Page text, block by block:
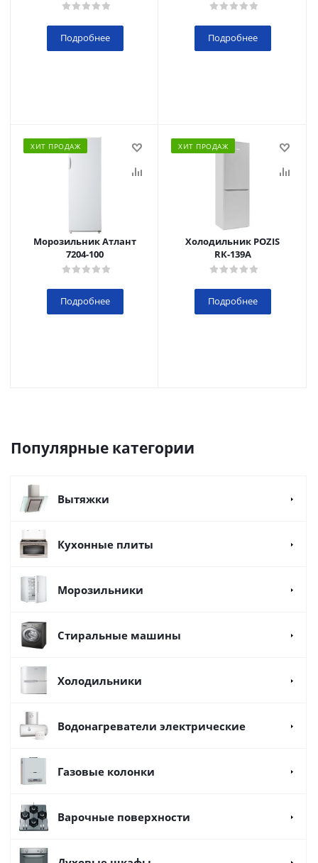
Подробнее Подробнее
ХИТ ПРОДАЖ
Морозильник Атлант
7204-100
Подробнее
ХИТ ПРОДАЖ
Холодильник POZIS
RК-139А
Подробнее
Популярные категории
Вытяжки
Кухонные плиты
Морозильники
Стиральные машины
Холодильники
Водонагреватели электрические
Газовые колонки
Варочные поверхности